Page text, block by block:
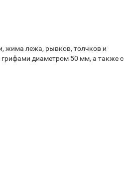
жима лежа, рывков, толчков и
диаметром 50 мм, а также с